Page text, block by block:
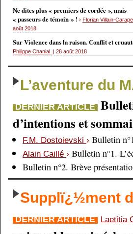
Ne dites plus « premiers de cordée », mais
« passeurs de témoin » ! › Florian Villain-
août 2018
Sur Violence dans la raison. Conflit et
Philippe Chanial | 28 août 2018
L’aventure du
DERNIER ARTICLE
d’intentions et
F.M. Dostoievski › Bulletin
Alain Caillé › Bulletin n°1.
Bulletin n°2. Brève
Supplï¿½ment
DERNIER ARTICLE Laetitia